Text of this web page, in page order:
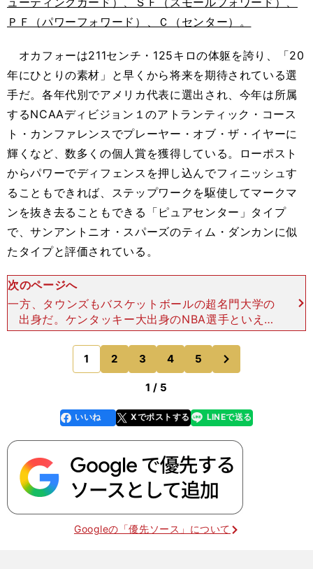
ＰＦ（パワーフォワード）、Ｃ（センター）。
オカフォーは211センチ・125キロの体躯を誇り、「20
年にひとりの素材」と早くから将来を期待されている選
手だ。各年代別でアメリカ代表に選出され、今年は所属
するNCAAディビジョン１のアトランティック・コース
ト・カンファレンスでプレーヤー・オブ・ザ・イヤーに
輝くなど、数多くの個人賞を獲得している。ローポスト
からパワーでディフェンスを押し込んでフィニッシュす
ることもできれば、ステップワークを駆使してマークマ
ンを抜き去ることもできる「ピュアセンター」タイプ
で、サンアントニオ・スパーズのティム・ダンカンに似
たタイプと評価されている。
次のページへ
一方、タウンズもバスケットボールの超名門大学の
出身だ。ケンタッキー大出身のNBA選手といえ
ば、2012年の全体１位で指名されたアンソニー・
デイビス（ニューオーリンズ・ペリカンズ／Ｐ
Ｆ）、2010年の全
1 2 3 4 5
のページへ
1 / 5
faceboo
k
いいね Xでポストする
line LINEで送る
Googleの「優先ソース」について